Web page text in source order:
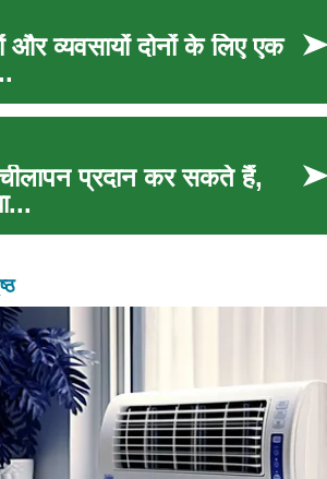
और व्यवसायों दोनों के लिए एक
प्रदान कर सकते हैं,